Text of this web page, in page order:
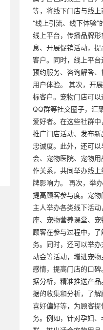
等，将线下门店与线
“线上引流、线下体验”
线上平台，传播品牌
息、开展促销活动，
客户。同时，线上平
预约服务、咨询解答
用户体验。 其次，开
标客户。宠物门店可以
QQ群等社交圈子，汇
爱好者。在这些社群中
推广门店活动、发布
忠诚度。此外，还可
会、宠物医院、宠物
作关系，共同举办线
牌影响力。 再次，举
提高顾客参与度。宠
主人举办各类线下活
座、宠物营养课堂、
顾客在参与过程中，
务。同时，还可以举
动会等活动，增进宠
感情，提高门店的口
据分析，精准推送产
据的收集和分析，了解
喜好偏好等，为顾客
务。例如，针对孕妇、